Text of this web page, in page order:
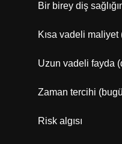
Bir birey diş
Kısa vadeli
Uzun vadeli fayda
Zaman tercihi
Risk algısı